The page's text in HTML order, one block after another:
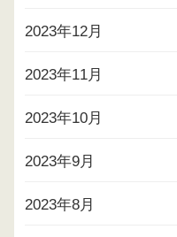
2023年12月
2023年11月
2023年10月
2023年9月
2023年8月